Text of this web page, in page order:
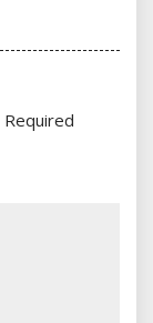
Required